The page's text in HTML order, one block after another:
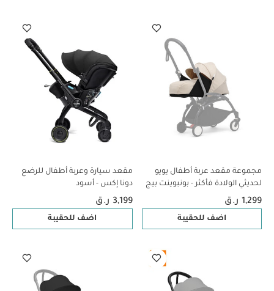
مجموعة مقعد عربة أطفال يويو
لحديثي الولادة فأكثر - بونبوينت بيج
1,299 ر.ق
اضف للحقيبة
مقعد سيارة وعربة أطفال للرضع
دونا إكس - أسود
3,199 ر.ق
اضف للحقيبة